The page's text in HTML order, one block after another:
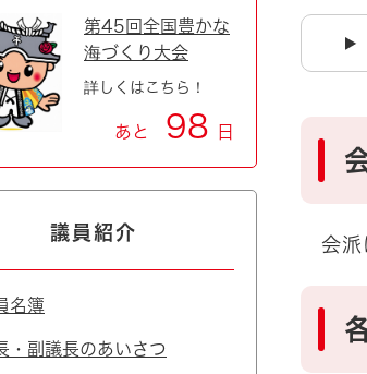
会派
第45回全国豊かな
海づくり大会
詳しくはこちら！
あと 98 日
議員紹介
名簿
・副議長のあいさつ